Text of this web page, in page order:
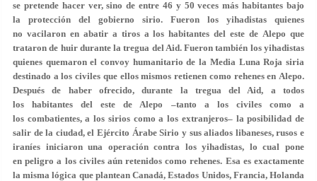
se pretende hacer ver, sino de entre 46 y 50 veces más habitantes bajo
la protección del gobierno sirio. Fueron los yihadistas quienes
no vacilaron en abatir a tiros a los habitantes del este de Alepo que
trataron de huir durante la tregua del Aid. Fueron también los yihadistas
quienes quemaron el convoy humanitario de la Media Luna Roja siria
destinado a los civiles que ellos mismos retienen como rehenes en Alepo.
Después de haber ofrecido, durante la tregua del Aid, a todos
los habitantes del este de Alepo –tanto a los civiles como a
los combatientes, a los sirios como a los extranjeros– la posibilidad de
salir de la ciudad, el Ejército Árabe Sirio y sus aliados libaneses, rusos e
iraníes iniciaron una operación contra los yihadistas, lo cual pone
en peligro a los civiles aún retenidos como rehenes. Esa es exactamente
la misma lógica que plantean Canadá, Estados Unidos, Francia, Holanda